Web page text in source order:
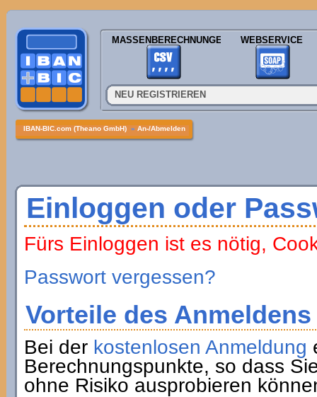
MASSENBERECHNUNGEN WEBSERVICE
NEU REGISTRIEREN
IBAN-BIC.com (Theano GmbH) » An-/Abmelden
Einloggen oder
Fürs Einloggen ist es nötig,
Passwort vergessen?
Vorteile des Anmeldens
Bei der kostenlosen Anmeldung
Berechnungspunkte, so dass
ohne Risiko ausprobieren